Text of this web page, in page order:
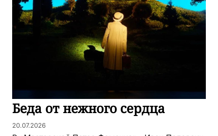
Беда от нежного сердца
20.07.2026